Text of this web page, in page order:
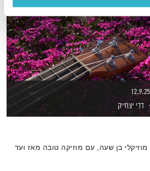
דדי יצחייק
מוזיקלי בן שעה, עם מוזיקה טובה מאז ועד